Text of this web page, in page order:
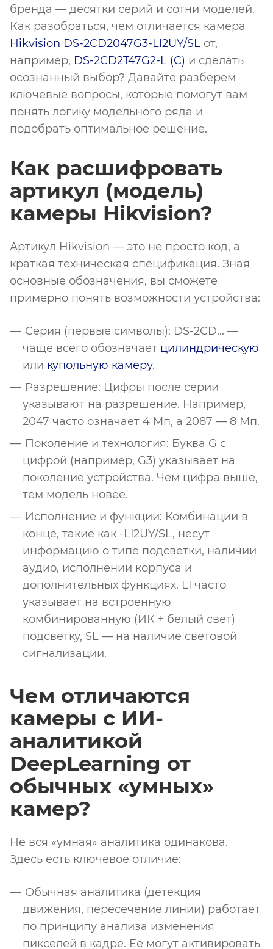
бренда — десятки серий и сотни моделей.
Как разобраться, чем отличается камера
Hikvision DS-2CD2047G3-LI2UY/SL от,
например, DS-2CD2T47G2-L (C) и сделать
осознанный выбор? Давайте разберем
ключевые вопросы, которые помогут вам
понять логику модельного ряда и
подобрать оптимальное решение.
Как расшифровать
артикул (модель)
камеры Hikvision?
Артикул Hikvision — это не просто код, а
краткая техническая спецификация. Зная
основные обозначения, вы сможете
примерно понять возможности устройства:
Серия (первые символы): DS-2CD... —
чаще всего обозначает цилиндрическую
или купольную камеру.
Разрешение: Цифры после серии
указывают на разрешение. Например,
2047 часто означает 4 Мп, а 2087 — 8 Мп.
Поколение и технология: Буква G с
цифрой (например, G3) указывает на
поколение устройства. Чем цифра выше,
тем модель новее.
Исполнение и функции: Комбинации в
конце, такие как -LI2UY/SL, несут
информацию о типе подсветки, наличии
аудио, исполнении корпуса и
дополнительных функциях. LI часто
указывает на встроенную
комбинированную (ИК + белый свет)
подсветку, SL — на наличие световой
сигнализации.
Чем отличаются
камеры с ИИ-
аналитикой
DeepLearning от
обычных «умных»
камер?
Не вся «умная» аналитика одинакова.
Здесь есть ключевое отличие:
Обычная аналитика (детекция
движения, пересечение линии) работает
по принципу анализа изменения
пикселей в кадре. Ее могут активировать